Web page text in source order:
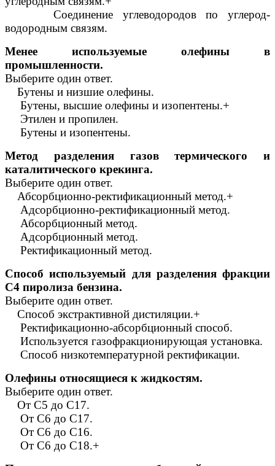
Соединение углеводородов по углерод-
водородным связям.
Менее используемые олефины в
промышленности.
Выберите один ответ.
Бутены и низшие олефины.
Бутены, высшие олефины и изопентены.+
Этилен и пропилен.
Бутены и изопентены.
Метод разделения газов термического и
каталитического крекинга.
Выберите один ответ.
Абсорбционно-ректификационный метод.+
Адсорбционно-ректификационный метод.
Абсорбционный метод.
Адсорбционный метод.
Ректификационный метод.
Способ используемый для разделения фракции
С4 пиролиза бензина.
Выберите один ответ.
Способ экстрактивной дистиляции.+
Ректификационно-абсорбционный способ.
Используется газофракционирующая установка.
Способ низкотемпературной ректификации.
Олефины относящиеся к жидкостям.
Выберите один ответ.
От С5 до С17.
От С6 до С17.
От С6 до С16.
От С6 до С18.+